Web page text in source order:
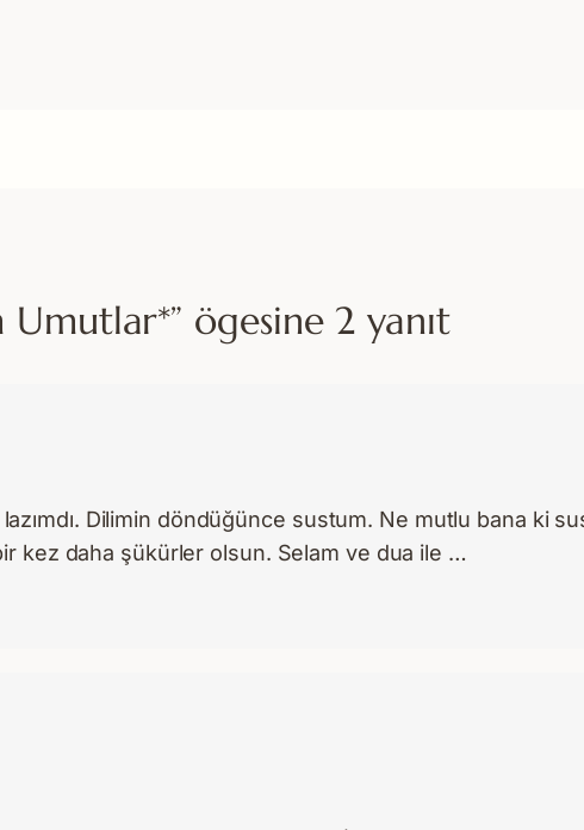
Umutlar*” ögesine 2 yanıt
Dilimin döndüğünce sustum. Ne mutlu bana ki
kez daha şükürler olsun. Selam ve dua ile …